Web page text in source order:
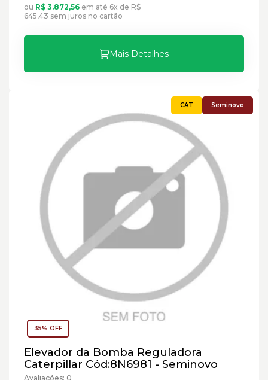
ou R$ 3.872,56 em até 6x de R$
645,43 sem juros no cartão
Mais Detalhes
Seminovo
35% OFF
Elevador da Bomba Reguladora
Caterpillar Cód:8N6981 - Seminovo
Avaliações: 0